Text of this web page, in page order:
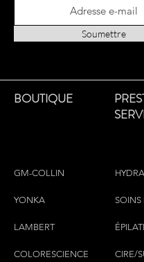
and astringent values. Rich
minerals, Vitamin E and
this lotion will protect
Soumettre
BOUTIQUE
GM-COLLIN
YONKA
LAMBERT
COLORESCIENCE
SOINS
CIRE/